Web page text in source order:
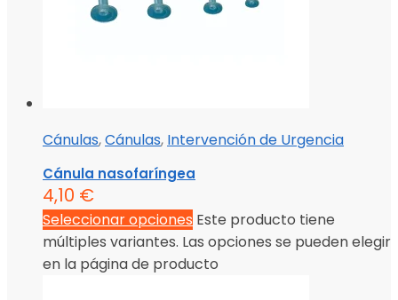
Cánulas,Cánulas, Intervención de Urgencia
Cánula nasofaríngea
4,10 €
Seleccionar opciones Este producto tiene
múltiples variantes. Las opciones se pueden elegir
en la página de producto